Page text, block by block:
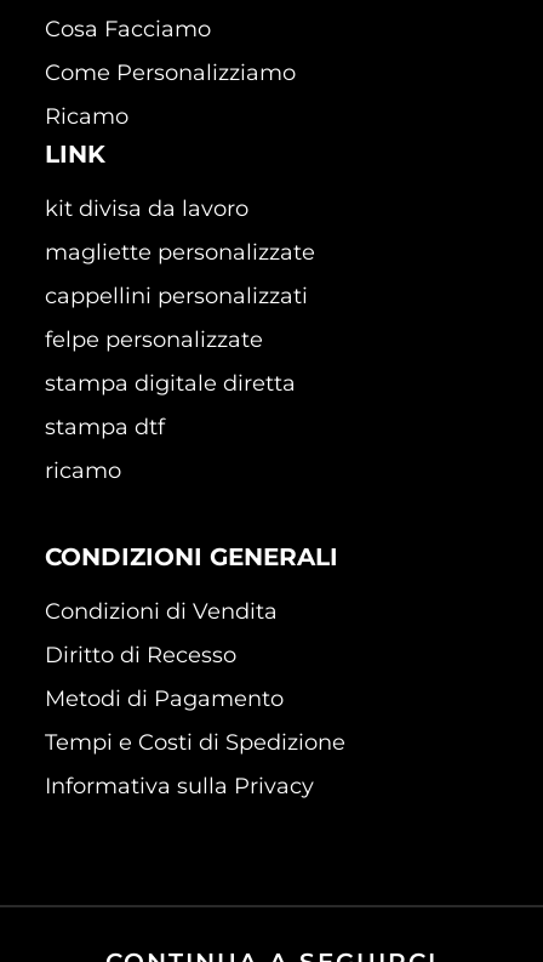
Cosa Facciamo
Come Personalizziamo
Ricamo
LINK
kit divisa da lavoro
magliette personalizzate
cappellini personalizzati
felpe personalizzate
stampa digitale diretta
stampa dtf
ricamo
CONDIZIONI GENERALI
Condizioni di Vendita
Diritto di Recesso
Metodi di Pagamento
Tempi e Costi di Spedizione
Informativa sulla Privacy